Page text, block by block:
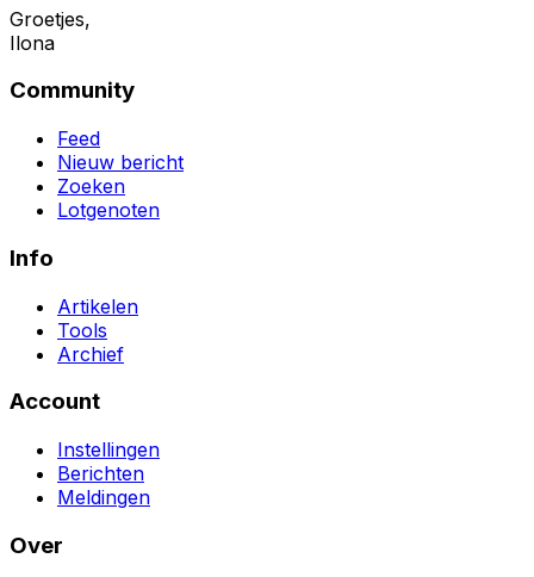
Groetjes,
Ilona
Community
Feed
Nieuw bericht
Zoeken
Lotgenoten
Info
Artikelen
Tools
Archief
Account
Instellingen
Berichten
Meldingen
Over